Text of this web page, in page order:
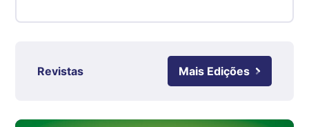
R$ 4,61
Ovo Branco - Regional
Grande São Paulo (SP)
Revistas Mais Edições